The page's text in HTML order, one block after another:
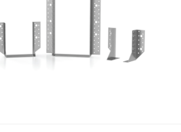
Scarpe metalliche BSA
ROTHOBLAAS